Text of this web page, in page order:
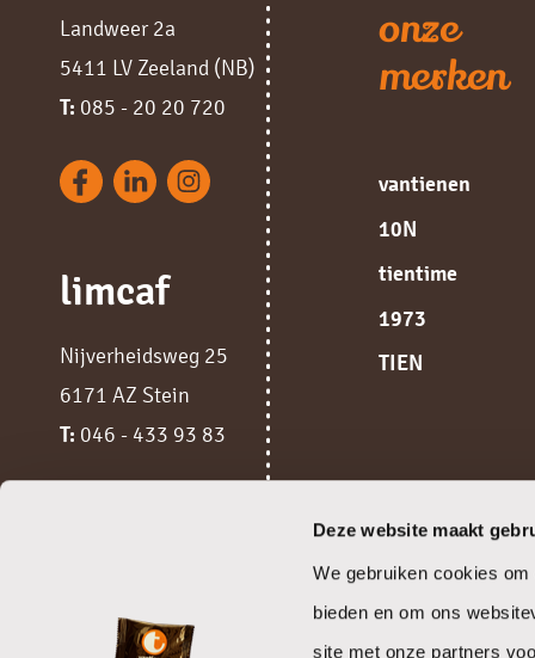
Deze website maakt
We gebruiken cookies
bieden en om ons
site met onze partners
Landweer 2a
5411 LV Zeeland (NB)
T: 085 - 20 20 720
limcaf
Nijverheidsweg 25
6171 AZ Stein
T: 046 - 433 93 83
onze
merken
vantienen
10N
tientime
1973
TIEN